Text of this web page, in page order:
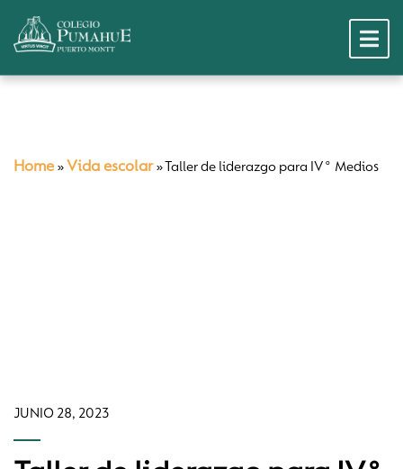
Home » Vida escolar» Taller de liderazgo para IV° Medios
JUNIO 28, 2023